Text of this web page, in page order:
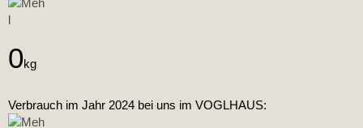
0kg
Verbrauch im Jahr 2024 bei uns im VOGLHAUS: